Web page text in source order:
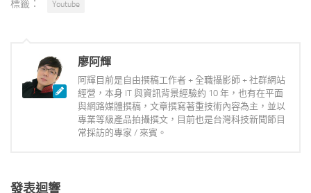
標籤： Youtube
廖阿輝
阿輝目前是自由撰稿工作者 + 全職攝影師 + 社群網站
經營，本身 IT 與資訊背景經驗約 10 年，也有在平面
與網路媒體撰稿，文章撰寫著重技術內容為主，並以
專業等級產品拍攝撰文，目前也是台灣科技新聞節目
常採訪的專家 / 來賓。
發表迴響